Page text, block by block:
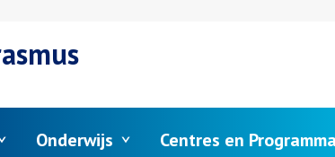
Onderwijs Centres en